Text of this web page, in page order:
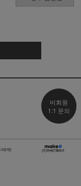
비회원
1:1 문의